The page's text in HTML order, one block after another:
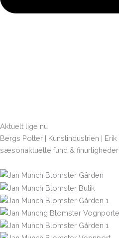
Aktuelt lige nu
Bergs Potter | Kunstindustrien | Erik
sæsonaktuelle fund & finurligheder